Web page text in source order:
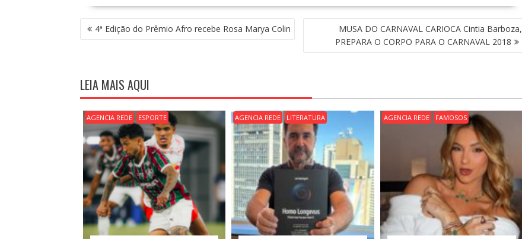
N
A
G
A
Ç
Ã
O
D
E
P
O
S
T
4ª Edição do Prêmio Afro recebe Rosa Marya Colin
MUSA DO CARNAVAL CARIOCA Cintia Barboza,
PREPARA O CORPO PARA O CARNAVAL 2018
LEIA MAIS AQUI
AGENCIA REDE ESPORTE AGENCIA REDE LITERATURA AGENCIA REDE FAMOSOS